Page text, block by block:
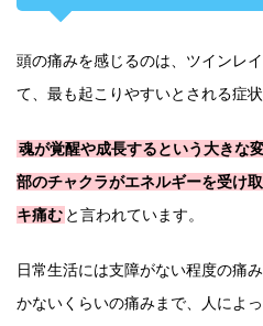
頭の痛みを感じるのは、ツインレ
て、最も起こりやすいとされる症状
魂が覚醒や成長するという大きな
部のチャクラがエネルギーを受け
キ痛む と言われています。
日常生活には支障がない程度の痛
かないくらいの痛みまで、人によ